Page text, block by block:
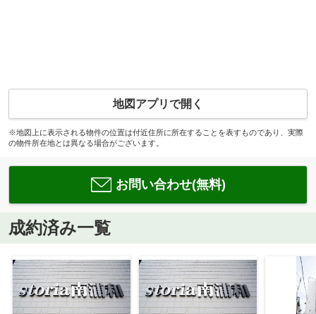
地図アプリで開く
※地図上に表示される物件の位置は付近住所に所在することを表すものであり、実際
の物件所在地とは異なる場合がございます。
お問い合わせ(無料)
成約済み一覧